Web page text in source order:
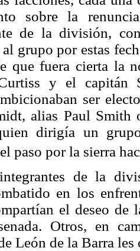
sobre la
de la división,
grupo por estas
que fuera cierta la
y el capitán
ser
alias Paul Smith
dirigía un
paso por la sierra
de la
en los
el deseo
Otros, en
León de la Barra